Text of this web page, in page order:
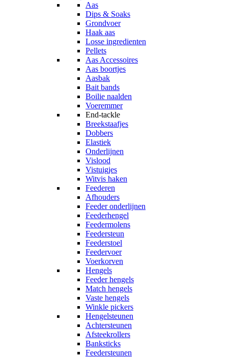
Aas
Dips & Soaks
Grondvoer
Haak aas
Losse ingredienten
Pellets
Aas Accessoires
Aas boortjes
Aasbak
Bait bands
Boilie naalden
Voeremmer
End-tackle
Breekstaafjes
Dobbers
Elastiek
Onderlijnen
Vislood
Vistuigjes
Witvis haken
Feederen
Afhouders
Feeder onderlijnen
Feederhengel
Feedermolens
Feedersteun
Feederstoel
Feedervoer
Voerkorven
Hengels
Feeder hengels
Match hengels
Vaste hengels
Winkle pickers
Hengelsteunen
Achtersteunen
Afsteekrollers
Banksticks
Feedersteunen